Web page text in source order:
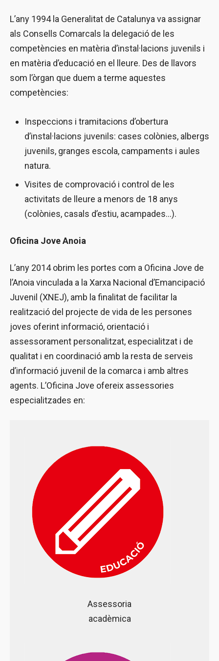
L’any 1994 la Generalitat de Catalunya va assignar
als Consells Comarcals la delegació de les
competències en matèria d’instal·lacions juvenils i
en matèria d’educació en el lleure. Des de llavors
som l’òrgan que duem a terme aquestes
competències:
Inspeccions i tramitacions d’obertura
d’instal·lacions juvenils: cases colònies, albergs
juvenils, granges escola, campaments i aules
natura.
Visites de comprovació i control de les
activitats de lleure a menors de 18 anys
(colònies, casals d’estiu, acampades...).
Oficina Jove Anoia
L’any 2014 obrim les portes com a Oficina Jove de
l’Anoia vinculada a la Xarxa Nacional d’Emancipació
Juvenil (XNEJ), amb la finalitat de facilitar la
realització del projecte de vida de les persones
joves oferint informació, orientació i
assessorament personalitzat, especialitzat i de
qualitat i en coordinació amb la resta de serveis
d’informació juvenil de la comarca i amb altres
agents. L’Oficina Jove ofereix assessories
especialitzades en:
Assessoria
acadèmica